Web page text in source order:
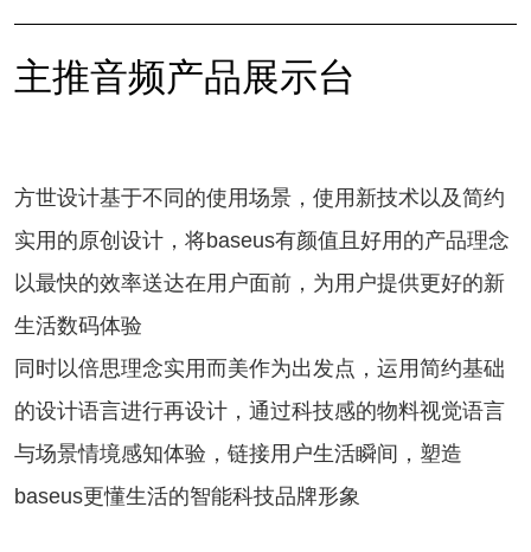
主推音频产品展示台
方世设计基于不同的使用场景，使用新技术以及简约
实用的原创设计，将baseus有颜值且好用的产品理念
以最快的效率送达在用户面前，为用户提供更好的新
生活数码体验
同时以倍思理念实用而美作为出发点，运用简约基础
的设计语言进行再设计，通过科技感的物料视觉语言
与场景情境感知体验，链接用户生活瞬间，塑造
baseus更懂生活的智能科技品牌形象